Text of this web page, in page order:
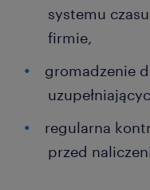
systemu
firmie,
gromadzenie
regularna
przed